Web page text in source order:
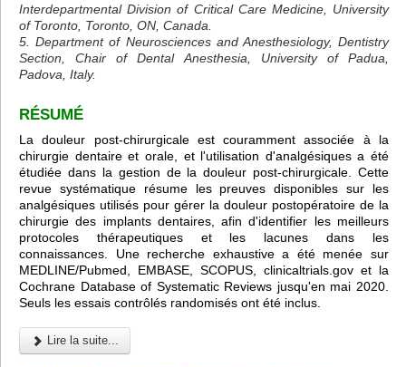
Interdepartmental Division of Critical Care Medicine, University
of Toronto, Toronto, ON, Canada.
5. Department of Neurosciences and Anesthesiology, Dentistry
Section, Chair of Dental Anesthesia, University of Padua,
Padova, Italy.
RÉSUMÉ
La douleur post-chirurgicale est couramment associée à la
chirurgie dentaire et orale, et l'utilisation d'analgésiques a été
étudiée dans la gestion de la douleur post-chirurgicale. Cette
revue systématique résume les preuves disponibles sur les
analgésiques utilisés pour gérer la douleur postopératoire de la
chirurgie des implants dentaires, afin d'identifier les meilleurs
protocoles thérapeutiques et les lacunes dans les
connaissances. Une recherche exhaustive a été menée sur
MEDLINE/Pubmed, EMBASE, SCOPUS, clinicaltrials.gov et la
Cochrane Database of Systematic Reviews jusqu'en mai 2020.
Seuls les essais contrôlés randomisés ont été inclus.
Lire la suite...